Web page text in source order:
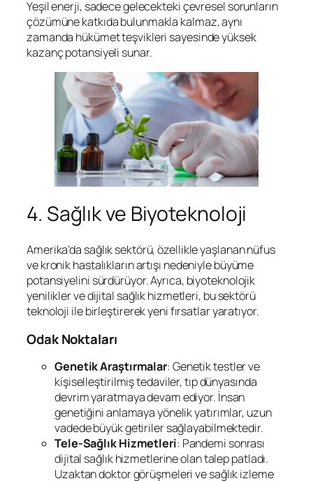
Yeşil enerji, sadece gelecekteki çevresel sorunların
çözümüne katkıda bulunmakla kalmaz, aynı
zamanda hükümet teşvikleri sayesinde yüksek
kazanç potansiyeli sunar.
4. Sağlık ve Biyoteknoloji
Amerika’da sağlık sektörü, özellikle yaşlanan nüfus
ve kronik hastalıkların artışı nedeniyle büyüme
potansiyelini sürdürüyor. Ayrıca, biyoteknolojik
yenilikler ve dijital sağlık hizmetleri, bu sektörü
teknoloji ile birleştirerek yeni fırsatlar yaratıyor.
Odak Noktaları
Genetik Araştırmalar: Genetik testler ve
kişiselleştirilmiş tedaviler, tıp dünyasında
devrim yaratmaya devam ediyor. İnsan
genetiğini anlamaya yönelik yatırımlar, uzun
vadede büyük getiriler sağlayabilmektedir.
Tele-Sağlık Hizmetleri: Pandemi sonrası
dijital sağlık hizmetlerine olan talep patladı.
Uzaktan doktor görüşmeleri ve sağlık izleme